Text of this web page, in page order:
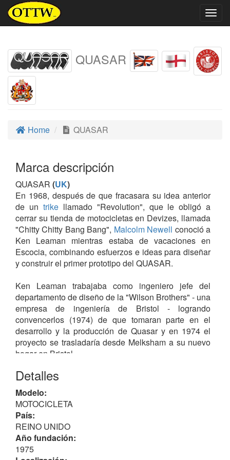
QUASAR
Home QUASAR
Marca descripción
QUASAR (UK)
En 1968, después de que fracasara su idea anterior
de un trikellamado "Revolution", que le obligó a
cerrar su tienda de motocicletas en Devizes, llamada
"Chitty Chitty Bang Bang", Malcolm Newell conoció a
Ken Leaman mientras estaba de vacaciones en
Escocia, combinando esfuerzos e ideas para diseñar
y construir el primer prototipo del QUASAR.
Ken Leaman trabajaba como ingeniero jefe del
departamento de diseño de la "Wilson Brothers" - una
empresa de ingeniería de Bristol - logrando
convencerlos (1974) de que tomaran parte en el
desarrollo y la producción de Quasar y en 1974 el
proyecto se trasladaría desde Melksham a su nuevo
hogar en Bristol
Motocicleta carenada y cubierta, con aspecto de
automóvil, pero con sólo dos ruedas. Equipadas con
motor RELIANT tetracilíndrico de 848 cc de tan sólo
41 CV de potencia a 5.500 rpm, - el mismo que se
utilizaba en el triciclo de esta marca - refrigerado por
agua, pero gracias a su línea aerodinámica, podía
alcanzar los 176 Km./h como velocidad máxima.
Poseía una caja de cambios de 4 velocidades con
Detalles
Modelo:
MOTOCICLETA
País:
REINO UNIDO
Año fundación:
1975